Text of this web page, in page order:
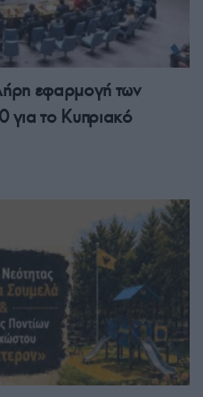
εφαρμογή των
το Κυπριακό